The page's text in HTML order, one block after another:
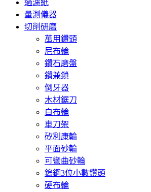
過濾紙
量測儀器
切削研磨
萬用鑽頭
尼布輪
鑽石磨盤
鑽兼鎖
倒牙器
木材鋸刀
白布輪
車刀架
矽利康輪
平面砂輪
可彎曲砂輪
鎢鋼3位小數鑽頭
硬布輪